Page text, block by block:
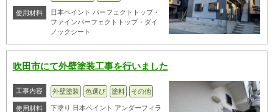
使用材料
日本ペイント パーフェクトトップ・
ファインパーフェクトトップ・ダイ
ノックシート
吹田市にて外壁塗装工事を行いました
工事内容 外壁塗装 色選び 塗料 その他
使用材料
下塗り 日本ペイント アンダーフィラ